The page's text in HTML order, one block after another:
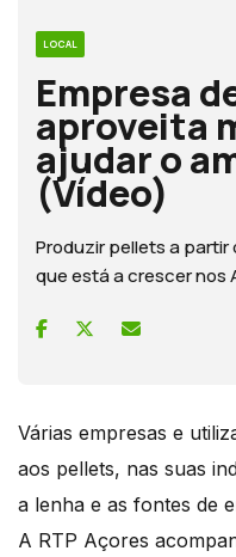
LOCAL
Empresa
aproveita
ajudar o
(Vídeo)
Produzir pellets a
que está a crescer nos
Várias empresas e
aos pellets, nas suas
a lenha e as fontes de
A RTP Açores